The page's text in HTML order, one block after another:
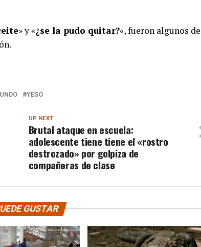
» y «¿se la pudo quitar?«, fueron algunos de
YESO
UP NEXT
Brutal ataque en escuela:
adolescente tiene tiene el «rostro
destrozado» por golpiza de
compañeras de clase
GUSTAR